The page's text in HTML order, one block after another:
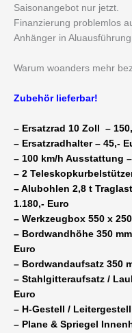
Saisonangebot nur jetzt.
Finanzierung problemlos
Anhänger in Aluausführung
Warum woanders mehr
Zubehör lieferbar!
– Ersatzrad 10 Zoll –
– Ersatzradhalter – 45,-
– 100 km/h Ausstattung
– 2
– Alubohlen 2,8 t
1.180,- Euro
– Werkzeugbox 550 x
– Bordwandhöhe 350
Euro
– Bordwandaufsatz 350
– Stahlgitteraufsatz /
Euro
– H-Gestell /
– Plane & Spriegel